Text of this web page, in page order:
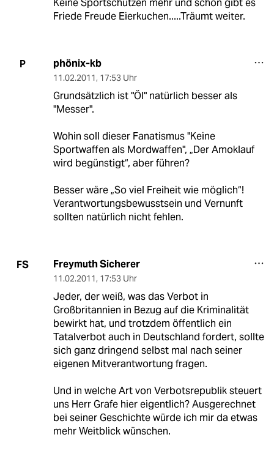
Keine Sportschützen mehr und schon gibt es
Friede Freude Eierkuchen.....Träumt weiter.
P phönix-kb
11.02.2011, 17:53 Uhr
Grundsätzlich ist "Öl" natürlich besser als
"Messer".
Wohin soll dieser Fanatismus "Keine
Sportwaffen als Mordwaffen", „Der Amoklauf
wird begünstigt“, aber führen?
Besser wäre „So viel Freiheit wie möglich“!
Verantwortungsbewusstsein und Vernunft
sollten natürlich nicht fehlen.
FS Freymuth Sicherer
11.02.2011, 17:53 Uhr
Jeder, der weiß, was das Verbot in
Großbritannien in Bezug auf die Kriminalität
bewirkt hat, und trotzdem öffentlich ein
Tatalverbot auch in Deutschland fordert, sollte
sich ganz dringend selbst mal nach seiner
eigenen Mitverantwortung fragen.
Und in welche Art von Verbotsrepublik steuert
uns Herr Grafe hier eigentlich? Ausgerechnet
bei seiner Geschichte würde ich mir da etwas
mehr Weitblick wünschen.